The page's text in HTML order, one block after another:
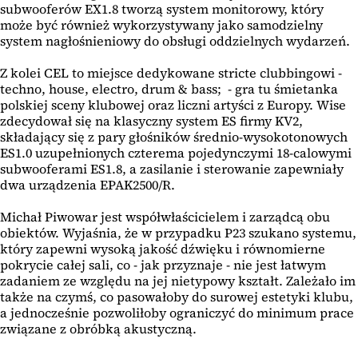
subwooferów EX1.8 tworzą system monitorowy, który
może być również wykorzystywany jako samodzielny
system nagłośnieniowy do obsługi oddzielnych wydarzeń.
Z kolei CEL to miejsce dedykowane stricte clubbingowi -
techno, house, electro, drum & bass; - gra tu śmietanka
polskiej sceny klubowej oraz liczni artyści z Europy. Wise
zdecydował się na klasyczny system ES firmy KV2,
składający się z pary głośników średnio-wysokotonowych
ES1.0 uzupełnionych czterema pojedynczymi 18-calowymi
subwooferami ES1.8, a zasilanie i sterowanie zapewniały
dwa urządzenia EPAK2500/R.
Michał Piwowar jest współwłaścicielem i zarządcą obu
obiektów. Wyjaśnia, że w przypadku P23 szukano systemu,
który zapewni wysoką jakość dźwięku i równomierne
pokrycie całej sali, co - jak przyznaje - nie jest łatwym
zadaniem ze względu na jej nietypowy kształt. Zależało im
także na czymś, co pasowałoby do surowej estetyki klubu,
a jednocześnie pozwoliłoby ograniczyć do minimum prace
związane z obróbką akustyczną.